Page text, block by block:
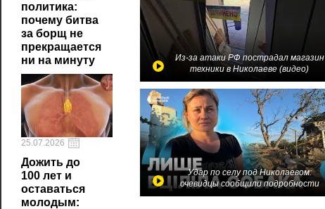
политика:
почему битва
за борщ не
прекращается
ни на минуту
25.07.2026
Дожить до
100 лет и
оставаться
молодым:
Из-за атаки РФ пострадал магазин
техники в Николаеве (видео)
Удар по селу под Николаевом:
очевидцы сообщили подробности